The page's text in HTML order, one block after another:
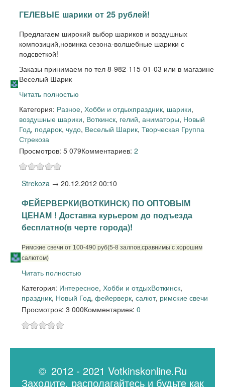
ГЕЛЕВЫЕ шарики от 25 рублей!
Предлагаем широкий выбор шариков и воздушных
композиций,новинка сезона-волшебные шарики с
подсветкой!
Заказы принимаем по тел 8-982-115-01-03 или в магазине
Веселый Шарик
Читать полностью
Категория: Разное, Хобби и отдыхпраздник, шарики,
воздушные шарики, Воткинск, гелий, аниматоры, Новый
Год, подарок, чудо, Веселый Шарик, Творческая Группа
Стрекоза
Просмотров: 5 079Комментариев: 2
Strekoza → 20.12.2012 00:10
ФЕЙЕРВЕРКИ(ВОТКИНСК) ПО ОПТОВЫМ
ЦЕНАМ ! Доставка курьером до подъезда
бесплатно(в черте города)!
Римские свечи от 100-490 руб(5-8 залпов,сравнимы с хорошим
салютом)
Читать полностью
Категория: Интересное, Хобби и отдыхВоткинск,
праздник, Новый Год, фейерверк, салют, римские свечи
Просмотров: 3 000Комментариев: 0
© 2012 - 2021 Votkinskonline.Ru
Заходите, располагайтесь и будьте как